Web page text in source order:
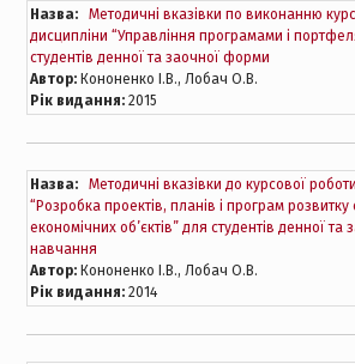
Назва:
Методичні вказівки по виконанню
дисципліни “Управління програмами і
студентів денної та заочної форми
Автор:Кононенко І.В., Лобач О.В.
Рік видання:2015
Назва:
Методичні вказівки до курсової
“Розробка проектів, планів і програм розвитку
економічних об’єктів” для студентів денної
навчання
Автор:Кононенко І.В., Лобач О.В.
Рік видання:2014